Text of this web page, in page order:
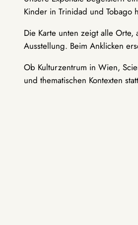
Kinder in Trinidad und Tobago
Die Karte unten zeigt alle
Ausstellung. Beim Anklicken
Ob Kulturzentrum in Wien,
und thematischen Kontexten